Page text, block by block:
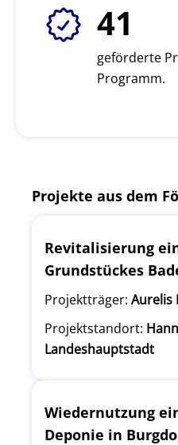
41
geförderte
Programm.
Projekte aus dem
Revitalisierung
Grundstückes
Projektträger: Aurelis
Projektstandort:
Landeshauptstadt
Wiedernutzung
Deponie in